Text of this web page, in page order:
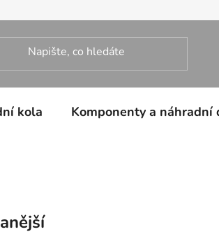
kola Komponenty a náhradní